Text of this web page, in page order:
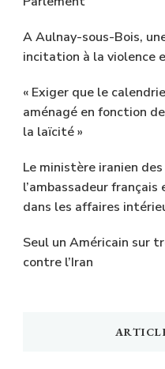
A Aulnay-sous-Bois,
incitation à la violence
« Exiger que le
aménagé en fonction
la laïcité »
Le ministère iranien
l’ambassadeur français
dans les affaires
Seul un Américain sur
contre l’Iran